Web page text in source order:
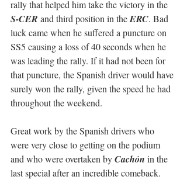
rally that helped him take the victory in the
S-CER and third position in the ERC. Bad
luck came when he suffered a puncture on
SS5 causing a loss of 40 seconds when he
was leading the rally. If it had not been for
that puncture, the Spanish driver would have
surely won the rally, given the speed he had
throughout the weekend.
Great work by the Spanish drivers who
were very close to getting on the podium
and who were overtaken by Cachón in the
last special after an incredible comeback.